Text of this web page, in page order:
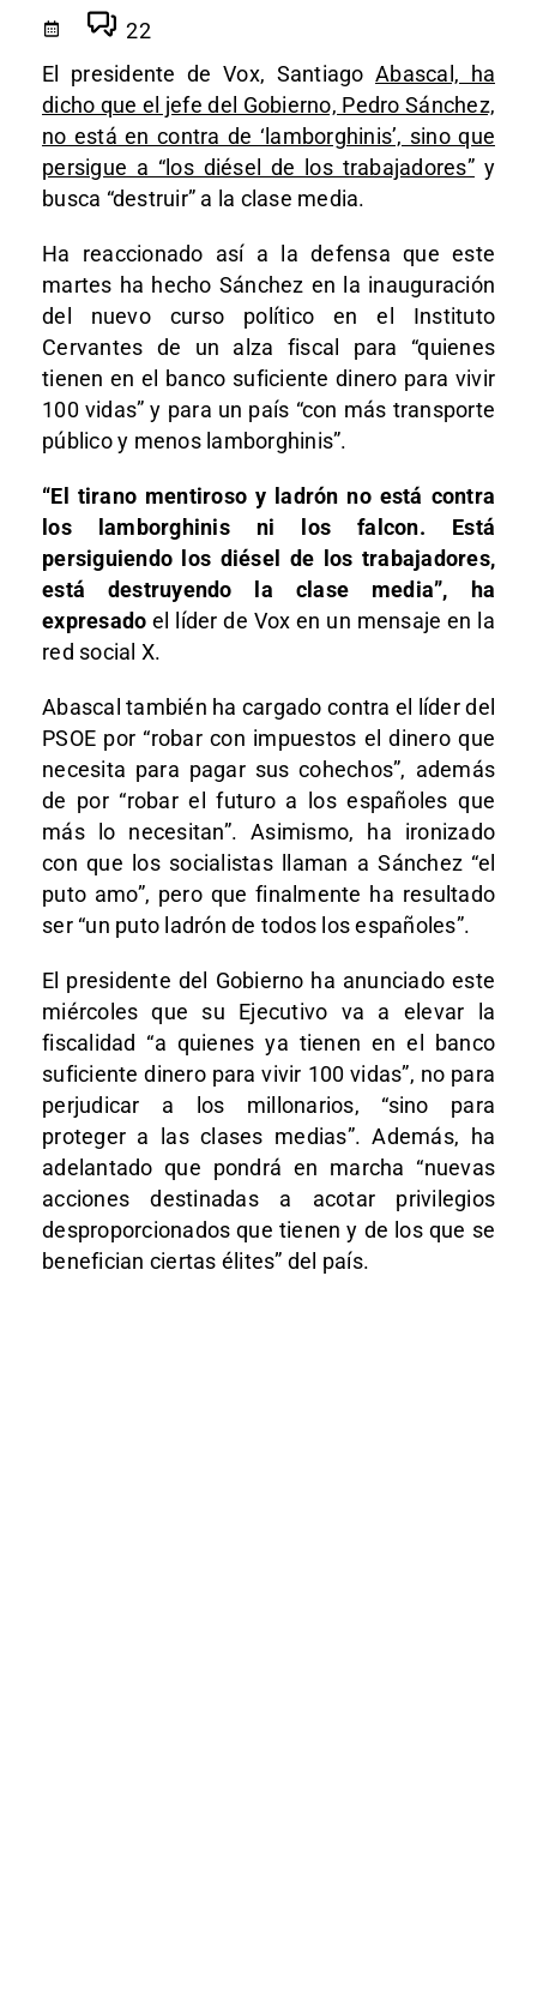
22
El presidente de Vox, Santiago Abascal, ha
dicho que el jefe del Gobierno, Pedro Sánchez,
no está en contra de ‘lamborghinis’, sino que
persigue a “los diésel de los trabajadores”y
busca “destruir” a la clase media.
Ha reaccionado así a la defensa que este
martes ha hecho Sánchez en la inauguración
del nuevo curso político en el Instituto
Cervantes de un alza fiscal para “quienes
tienen en el banco suficiente dinero para vivir
100 vidas” y para un país “con más transporte
público y menos lamborghinis”.
“El tirano mentiroso y ladrón no está contra
los lamborghinis ni los falcon. Está
persiguiendo los diésel de los trabajadores,
está destruyendo la clase media”, ha
expresado el líder de Vox en un mensaje en la
red social X.
Abascal también ha cargado contra el líder del
PSOE por “robar con impuestos el dinero que
necesita para pagar sus cohechos”, además
de por “robar el futuro a los españoles que
más lo necesitan”. Asimismo, ha ironizado
con que los socialistas llaman a Sánchez “el
puto amo”, pero que finalmente ha resultado
ser “un puto ladrón de todos los españoles”.
El presidente del Gobierno ha anunciado este
miércoles que su Ejecutivo va a elevar la
fiscalidad “a quienes ya tienen en el banco
suficiente dinero para vivir 100 vidas”, no para
perjudicar a los millonarios, “sino para
proteger a las clases medias”. Además, ha
adelantado que pondrá en marcha “nuevas
acciones destinadas a acotar privilegios
desproporcionados que tienen y de los que se
benefician ciertas élites” del país.